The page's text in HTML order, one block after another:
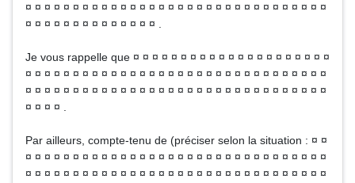
¤ ¤ ¤ ¤ ¤ ¤ ¤ ¤ ¤ ¤ ¤ ¤ ¤ ¤ ¤ ¤ ¤ ¤ ¤ ¤ ¤ ¤ ¤ ¤ ¤ ¤ ¤ ¤ ¤ ¤ ¤ ¤
¤ ¤ ¤ ¤ ¤ ¤ ¤ ¤ ¤ ¤ ¤ ¤ ¤ ¤ .
Je vous rappelle que ¤ ¤ ¤ ¤ ¤ ¤ ¤ ¤ ¤ ¤ ¤ ¤ ¤ ¤ ¤ ¤ ¤ ¤ ¤ ¤ ¤
¤ ¤ ¤ ¤ ¤ ¤ ¤ ¤ ¤ ¤ ¤ ¤ ¤ ¤ ¤ ¤ ¤ ¤ ¤ ¤ ¤ ¤ ¤ ¤ ¤ ¤ ¤ ¤ ¤ ¤ ¤ ¤
¤ ¤ ¤ ¤ ¤ ¤ ¤ ¤ ¤ ¤ ¤ ¤ ¤ ¤ ¤ ¤ ¤ ¤ ¤ ¤ ¤ ¤ ¤ ¤ ¤ ¤ ¤ ¤ ¤ ¤ ¤ ¤
¤ ¤ ¤ ¤ .
Par ailleurs, compte-tenu de (préciser selon la situation : ¤ ¤
¤ ¤ ¤ ¤ ¤ ¤ ¤ ¤ ¤ ¤ ¤ ¤ ¤ ¤ ¤ ¤ ¤ ¤ ¤ ¤ ¤ ¤ ¤ ¤ ¤ ¤ ¤ ¤ ¤ ¤ ¤ ¤
¤ ¤ ¤ ¤ ¤ ¤ ¤ ¤ ¤ ¤ ¤ ¤ ¤ ¤ ¤ ¤ ¤ ¤ ¤ ¤ ¤ ¤ ¤ ¤ ¤ ¤ ¤ ¤ ¤ ¤ ¤ ¤